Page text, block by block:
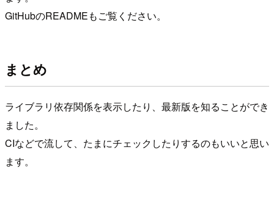
GitHubのREADMEもご覧ください。
まとめ
ライブラリ依存関係を表示したり、最新版を知ることができ
ました。
CIなどで流して、たまにチェックしたりするのもいいと思い
ます。